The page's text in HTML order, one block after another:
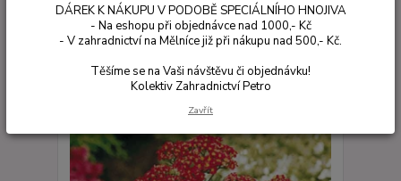
Nejnovější Nejlevnější Nejdražší
strana z 6další
DÁREK K NÁKUPU V PODOBĚ SPECIÁLNÍHO HNOJIVA
- Na eshopu při objednávce nad 1000,- Kč
- V zahradnictví na Mělníce již při nákupu nad 500,- Kč.
Těšíme se na Vaši návštěvu či objednávku!
Kolektiv Zahradnictví Petro
Zavřít